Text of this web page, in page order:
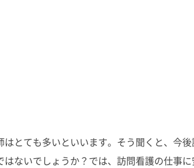
とても多いといいます。そう聞くと、今
ないでしょうか？では、訪問看護の仕事